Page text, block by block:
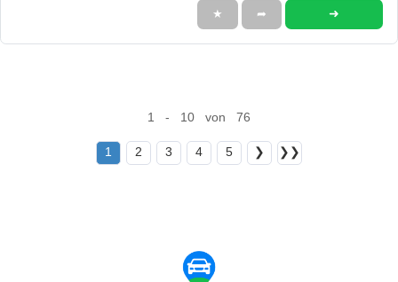
★ ➦ ➜
1 - 10 von 76
1 2 3 4 5 ❯ ❯❯